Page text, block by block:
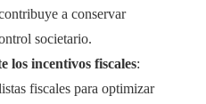
a conservar
societario.
los incentivos fiscales:
fiscales para optimizar